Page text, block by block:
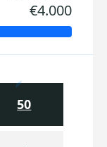
€4.000
50